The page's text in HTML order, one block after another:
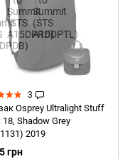
3
Osprey Ultralight Stuff
18, Shadow Grey
2019
грн